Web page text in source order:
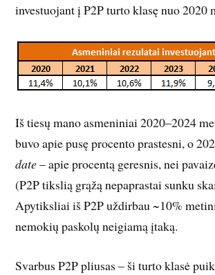
investuojant į P2P turto klasę nuo 2020
Iš tiesų mano asmeniniai 2020–2024
buvo apie pusę procento prastesni, o
date– apie procentą geresnis, nei
(P2P tikslią grąžą nepaprastai sunku
Apytiksliai iš P2P uždirbau ~10%
nemokių paskolų neigiamą įtaką.
Svarbus P2P pliusas – ši turto klasė